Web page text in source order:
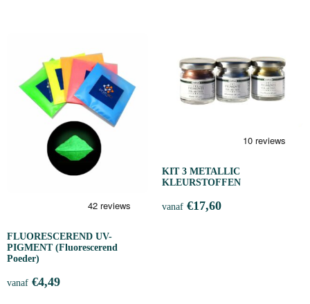
FLUORESCEREND UV-
PIGMENT (Fluorescerend
Poeder)
vanaf €4,49
KIT 3 METALLIC
KLEURSTOFFEN
vanaf €17,60